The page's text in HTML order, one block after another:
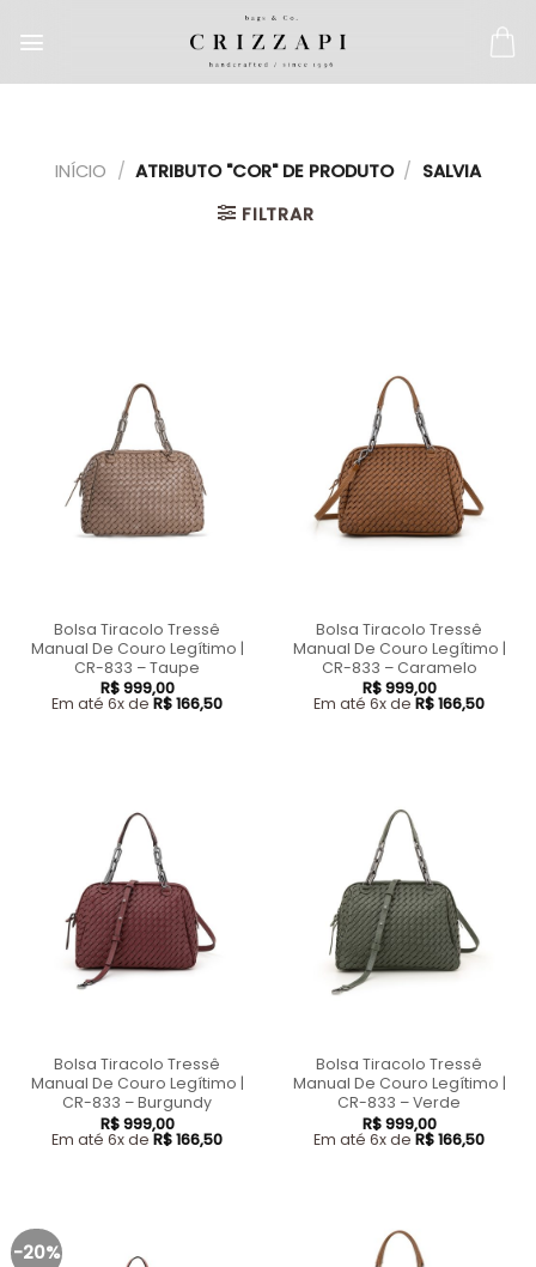
INÍCIO / ATRIBUTO "COR" DE PRODUTO / SALVIA
FILTRAR
Bolsa Tiracolo Tressê
Manual De Couro Legítimo |
CR-833 – Taupe
R$999,00
Em até 6x de R$166,50
Bolsa Tiracolo Tressê
Manual De Couro Legítimo |
CR-833 – Caramelo
R$999,00
Em até 6x de R$166,50
Bolsa Tiracolo Tressê
Manual De Couro Legítimo |
CR-833 – Burgundy
R$999,00
Em até 6x de R$166,50
Bolsa Tiracolo Tressê
Manual De Couro Legítimo |
CR-833 – Verde
R$999,00
Em até 6x de R$166,50
-20%